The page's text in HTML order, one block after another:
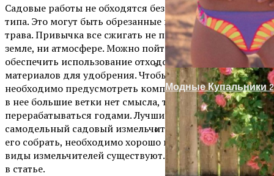
Ремонт
Модные Купальники
Садовые работы не обходятся без отходов различного
типа. Это могут быть обрезанные ветки или скошенная
трава. Привычка все сжигать не приносит пользы ни
земле, ни атмосфере. Можно пойти другим путем и
обеспечить использование отходов в качестве
материалов для удобрения. Чтобы добиться этого,
необходимо предусмотреть компостную яму. Бросать
в нее большие ветки нет смысла, т. к. они будут
перерабатываться годами. Лучшим решением будет
самодельный садовый измельчитель. Но перед тем как
его собрать, необходимо хорошо понимать, какие
виды измельчителей существуют. Об этом речь пойдет
в статье.